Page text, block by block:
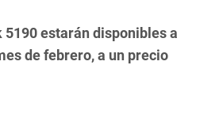
5190 estarán disponibles a
de febrero, a un precio